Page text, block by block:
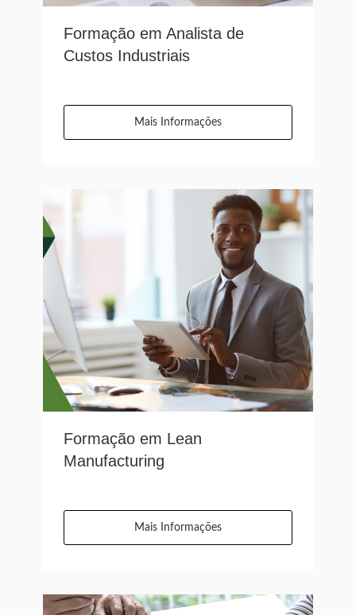
Formação em Analista de
Custos Industriais
Mais Informações
Formação em Lean
Manufacturing
Mais Informações